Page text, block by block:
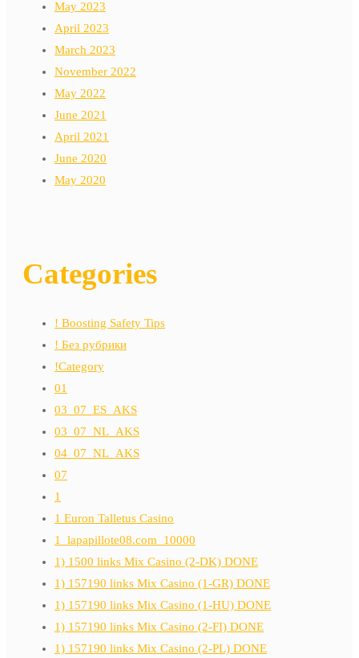
May 2023
April 2023
March 2023
November 2022
May 2022
June 2021
April 2021
June 2020
May 2020
Categories
! Boosting Safety Tips
! Без рубрики
!Category
01
03_07_ES_AKS
03_07_NL_AKS
04_07_NL_AKS
07
1
1 Euron Talletus Casino
1_lapapillote08.com_10000
1) 1500 links Mix Casino (2-DK) DONE
1) 157190 links Mix Casino (1-GR) DONE
1) 157190 links Mix Casino (1-HU) DONE
1) 157190 links Mix Casino (2-FI) DONE
1) 157190 links Mix Casino (2-PL) DONE